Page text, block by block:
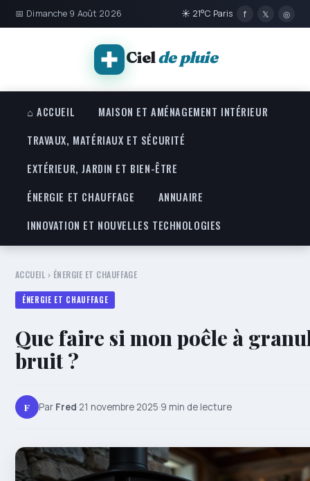
📅 Dimanche 9 Août 2026 ☀ 21°C Paris f 𝕏 ◎
Cielde pluie
⌂ ACCUEIL
MAISON ET AMÉNAGEMENT INTÉRIEUR
TRAVAUX, MATÉRIAUX ET SÉCURITÉ
EXTÉRIEUR, JARDIN ET BIEN-ÊTRE
ÉNERGIE ET CHAUFFAGE
ANNUAIRE
INNOVATION ET NOUVELLES TECHNOLOGIES
ACCUEIL › ÉNERGIE ET CHAUFFAGE
ÉNERGIE ET CHAUFFAGE
Que faire si mon poêle à
bruit ?
F Par Fred·21 novembre 2025·9 min de lecture